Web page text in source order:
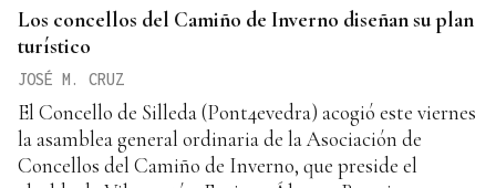
Los concellos del Camiño de Inverno diseñan su plan
turístico
JOSÉ M. CRUZ
El Concello de Silleda (Pont4evedra) acogió este viernes
la asamblea general ordinaria de la Asociación de
Concellos del Camiño de Inverno, que preside el